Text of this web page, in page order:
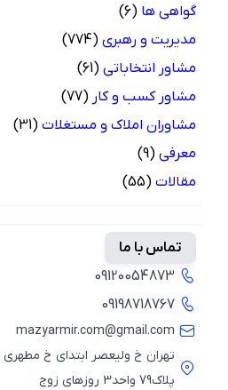
گواهی ها (6)
مدیریت و رهبری (774)
مشاور انتخاباتی (61)
مشاور کسب و کار (77)
مشاوران املاک و مستغلات (31)
معرفی (9)
مقالات (55)
تماس با ما
09120054873
09198718767
mazyarmir.com@gmail.com
تهران خ ولیعصر ابتدای خ مطهری
پلاک79 واحد3 روزهای زوج